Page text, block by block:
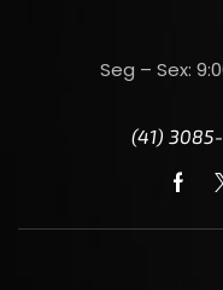
Seg – Sex:
(41)